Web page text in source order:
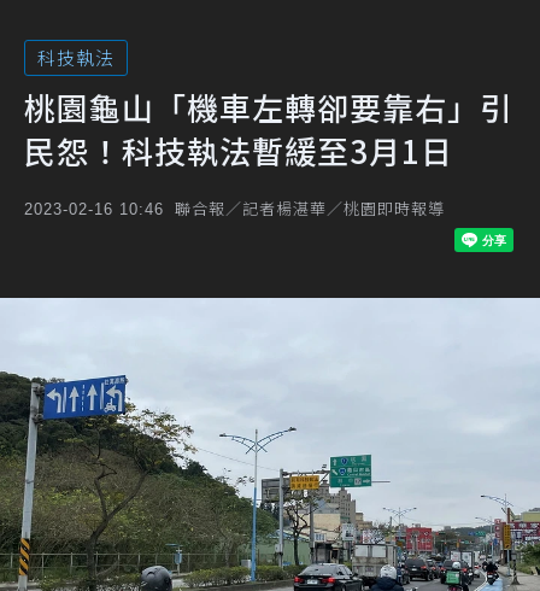
科技執法
桃園龜山「機車左轉卻要靠右」引
民怨！科技執法暫緩至3月1日
2023-02-16 10:46 聯合報／記者楊湛華／桃園即時報導